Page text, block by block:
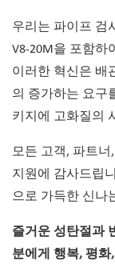
우리는 파이프 검
V8-20M을 포함하
이러한 혁신은 배
의 증가하는 요구
키지에 고화질의
모든 고객, 파트
지원에 감사드립
으로 가득한 신나
즐거운 성탄절과
분에게 행복, 평화